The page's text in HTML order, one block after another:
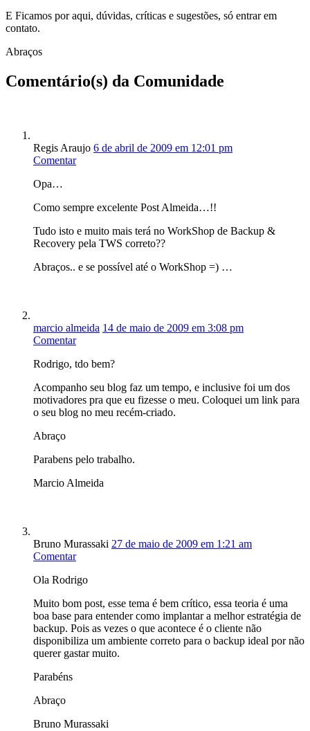
E Ficamos por aqui, dúvidas, críticas e sugestões, só entrar em
contato.
Abraços
Comentário(s) da Comunidade
Regis Araujo 6 de abril de 2009 em 12:01 pm
Comentar
Opa…
Como sempre excelente Post Almeida…!!
Tudo isto e muito mais terá no WorkShop de Backup &
Recovery pela TWS correto??
Abraços.. e se possível até o WorkShop =) …
marcio almeida 14 de maio de 2009 em 3:08 pm
Comentar
Rodrigo, tdo bem?
Acompanho seu blog faz um tempo, e inclusive foi um dos
motivadores pra que eu fizesse o meu. Coloquei um link para
o seu blog no meu recém-criado.
Abraço
Parabens pelo trabalho.
Marcio Almeida
Bruno Murassaki 27 de maio de 2009 em 1:21 am
Comentar
Ola Rodrigo
Muito bom post, esse tema é bem crítico, essa teoria é uma
boa base para entender como implantar a melhor estratégia de
backup. Pois as vezes o que acontece é o cliente não
disponibiliza um ambiente correto para o backup ideal por não
querer gastar muito.
Parabéns
Abraço
Bruno Murassaki